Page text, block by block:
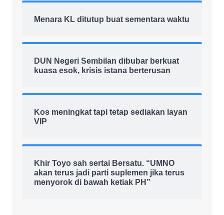
Menara KL ditutup buat sementara waktu
DUN Negeri Sembilan dibubar berkuat
kuasa esok, krisis istana berterusan
Kos meningkat tapi tetap sediakan layan
VIP
Khir Toyo sah sertai Bersatu. “UMNO
akan terus jadi parti suplemen jika terus
menyorok di bawah ketiak PH”